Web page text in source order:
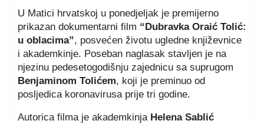
U Matici hrvatskoj u ponedjeljak je premijerno
prikazan dokumentarni film “Dubravka Oraić Tolić:
u oblacima”, posvećen životu ugledne književnice
i akademkinje. Poseban naglasak stavljen je na
njezinu pedesetogodišnju zajednicu sa suprugom
Benjaminom Tolićem, koji je preminuo od
posljedica koronavirusa prije tri godine.
Autorica filma je akademkinja Helena Sablić